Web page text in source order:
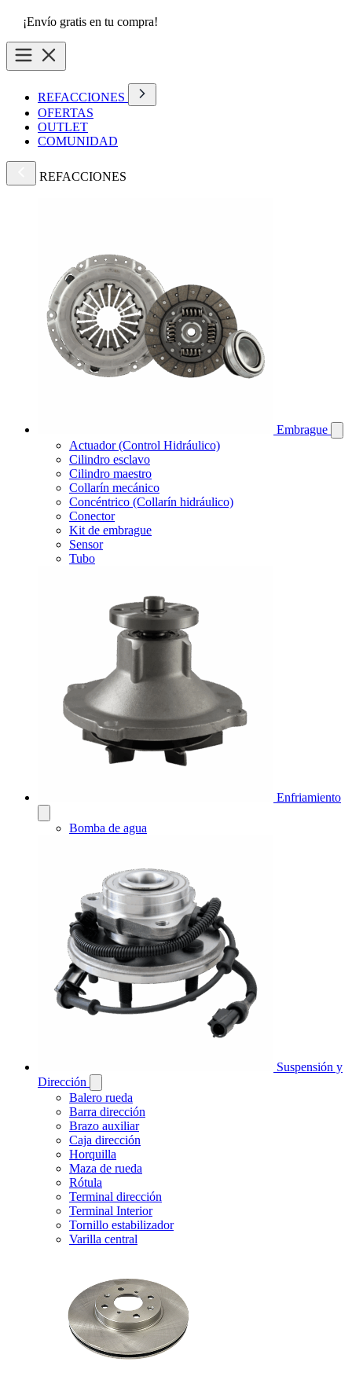
¡Envío gratis en tu compra!
REFACCIONES
OFERTAS
OUTLET
COMUNIDAD
REFACCIONES
Embrague
Actuador (Control Hidráulico)
Cilindro esclavo
Cilindro maestro
Collarín mecánico
Concéntrico (Collarín hidráulico)
Conector
Kit de embrague
Sensor
Tubo
Enfriamiento
Bomba de agua
Suspensión y
Dirección
Balero rueda
Barra dirección
Brazo auxiliar
Caja dirección
Horquilla
Maza de rueda
Rótula
Terminal dirección
Terminal Interior
Tornillo estabilizador
Varilla central